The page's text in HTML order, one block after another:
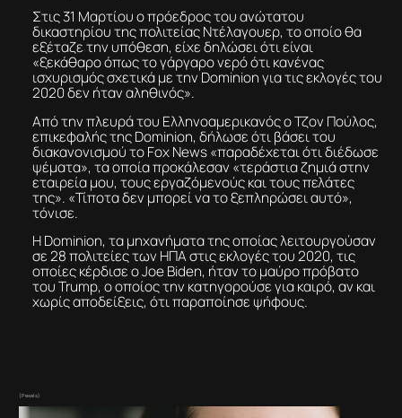
Στις 31 Μαρτίου ο πρόεδρος του ανώτατου
δικαστηρίου της πολιτείας Ντέλαγουερ, το οποίο θα
εξέταζε την υπόθεση, είχε δηλώσει ότι είναι
«ξεκάθαρο όπως το γάργαρο νερό ότι κανένας
ισχυρισμός σχετικά με την Dominion για τις εκλογές του
2020 δεν ήταν αληθινός».
Από την πλευρά του Ελληνοαμερικανός ο Τζον Πούλος,
επικεφαλής της Dominion, δήλωσε ότι βάσει του
διακανονισμού το Fox News «παραδέχεται ότι διέδωσε
ψέματα», τα οποία προκάλεσαν «τεράστια ζημιά στην
εταιρεία μου, τους εργαζόμενούς και τους πελάτες
της». «Τίποτα δεν μπορεί να το ξεπληρώσει αυτό»,
τόνισε.
Η Dominion, τα μηχανήματα της οποίας λειτουργούσαν
σε 28 πολιτείες των ΗΠΑ στις εκλογές του 2020, τις
οποίες κέρδισε ο Joe Biden, ήταν το μαύρο πρόβατο
του Trump, ο οποίος την κατηγορούσε για καιρό, αν και
χωρίς αποδείξεις, ότι παραποίησε ψήφους.
(Pexels)